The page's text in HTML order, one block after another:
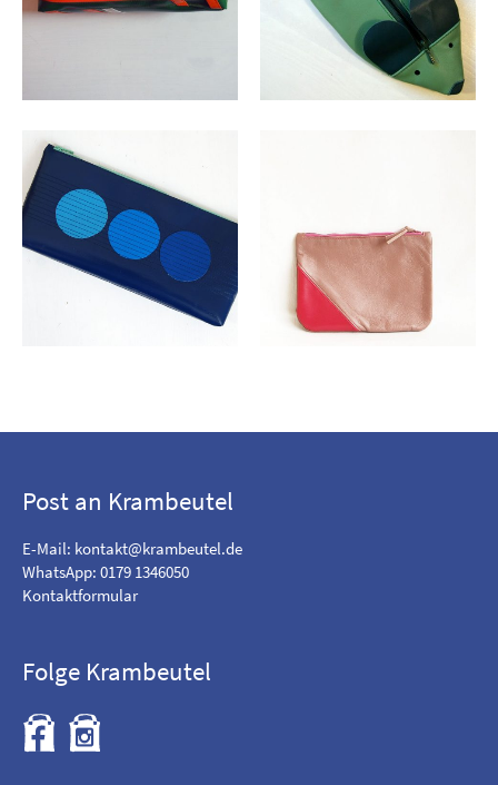
Post an Krambeutel
E-Mail: kontakt@krambeutel.de
WhatsApp: 0179 1346050
Kontaktformular
Folge Krambeutel
F
i
B
e